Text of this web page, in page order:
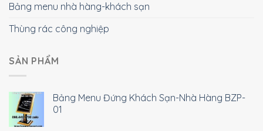
Bảng menu nhà hàng-khách sạn
Thùng rác công nghiệp
SẢN PHẨM
Bảng Menu Đứng Khách Sạn-Nhà Hàng BZP-
01